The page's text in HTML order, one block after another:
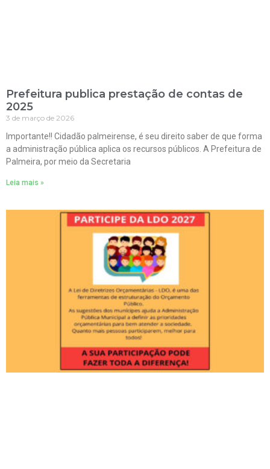
Prefeitura publica prestação de contas de
2025
3 de março de 2026
Importante!! Cidadão palmeirense, é seu direito saber de que forma
a administração pública aplica os recursos públicos. A Prefeitura de
Palmeira, por meio da Secretaria
Leia mais »